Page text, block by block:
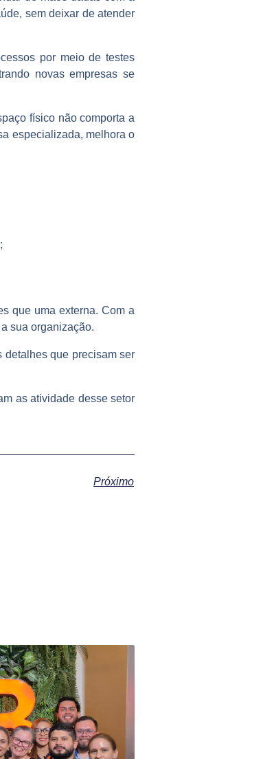
sem deixar de atender
por meio de testes
novas empresas se
físico não comporta a
especializada, melhora o
que uma externa. Com a
sua organização.
detalhes que precisam ser
as atividade desse setor
Próximo